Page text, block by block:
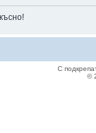
С
©